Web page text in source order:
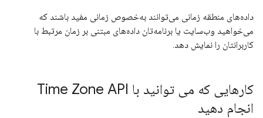
داده‌های منطقه زمانی می‌توانند به‌خصوص زمانی مفید باشند که
می‌خواهید وب‌سایت یا برنامه‌تان داده‌های مبتنی بر زمان مرتبط با
کاربرانتان را نمایش دهد.
کارهایی که می توانید با Time Zone API
انجام دهید